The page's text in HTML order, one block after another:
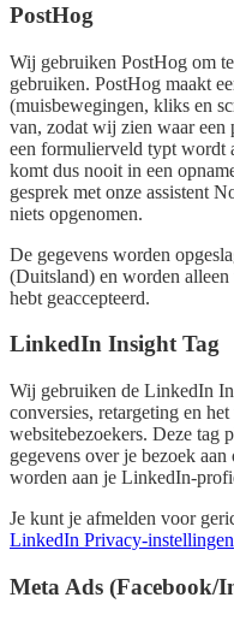
PostHog
Wij gebruiken PostHog om
gebruiken. PostHog maakt
(muisbewegingen, kliks en
van, zodat wij zien waar
een formulierveld typt wordt
komt dus nooit in een
gesprek met onze assistent
niets opgenomen.
De gegevens worden
(Duitsland) en worden alleen
hebt geaccepteerd.
LinkedIn Insight Tag
Wij gebruiken de LinkedIn
conversies, retargeting en
websitebezoekers. Deze tag
gegevens over je bezoek
worden aan je LinkedIn-
Je kunt je afmelden voor
LinkedIn Privacy-instellingen
Meta Ads (Facebook/